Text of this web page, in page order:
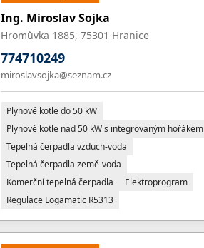
Ing. Miroslav Sojka
Hromůvka 1885, 75301 Hranice
774710249
miroslavsojka@seznam.cz
Plynové kotle do 50 kW
Plynové kotle nad 50 kW s integrovaným hořákem
Tepelná čerpadla vzduch-voda
Tepelná čerpadla země-voda
Komerční tepelná čerpadla
Elektroprogram
Regulace Logamatic R5313